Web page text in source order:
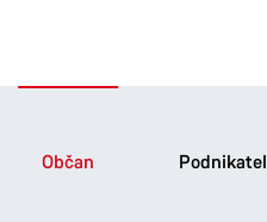
Občan Podnikatel